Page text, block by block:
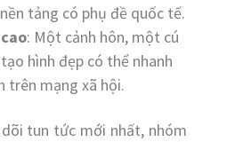
tảng có phụ đề quốc tế.
: Một cảnh hôn, một cú
hình đẹp có thể nhanh
trên mạng xã hội.
tun tức mới nhất, nhóm